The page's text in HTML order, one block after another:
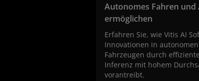
Autonomes Fahren und
ermöglichen
Erfahren Sie, wie Vitis AI
Innovationen in autonomen
Fahrzeugen durch
Inferenz mit hohem
vorantreibt.